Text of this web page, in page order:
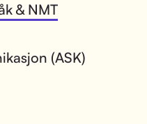
& NMT
(ASK)